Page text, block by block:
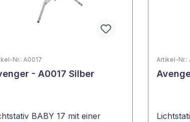
Nr.: A0017
- A0017 Silber
BABY 17 mit einer
Artikel-Nr.: